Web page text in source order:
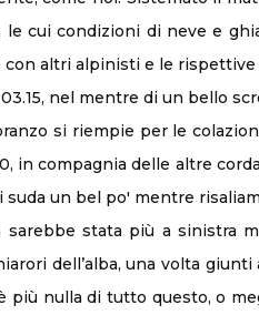
le cui condizioni di neve e
altri alpinisti e le rispettive
nel mentre di un bello
si riempie per le
in compagnia delle altre
suda un bel po' mentre
sarebbe stata più a sinistra
dell’alba, una volta
più nulla di tutto questo, o